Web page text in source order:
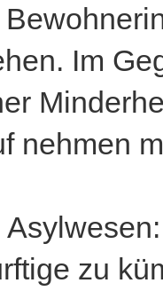
Im
nehmen
zu